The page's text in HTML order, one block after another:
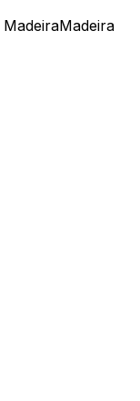
MadeiraMadeira